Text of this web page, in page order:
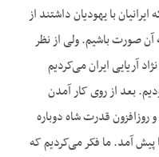
با یهودیان داشتند از
صورت باشیم. ولی از نظر
آریایی ایران می‌کردیم
بعد از روی کار آمدن
قدرت شاه دوباره
آمد. ما فکر می‌کردیم که